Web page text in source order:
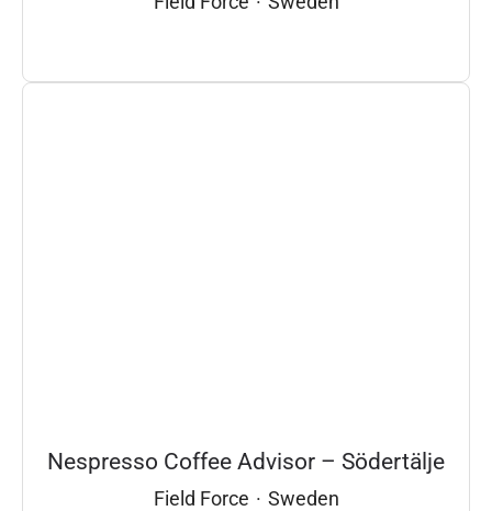
Nespresso Coffee Advisor – Södertälje
Field Force · Sweden